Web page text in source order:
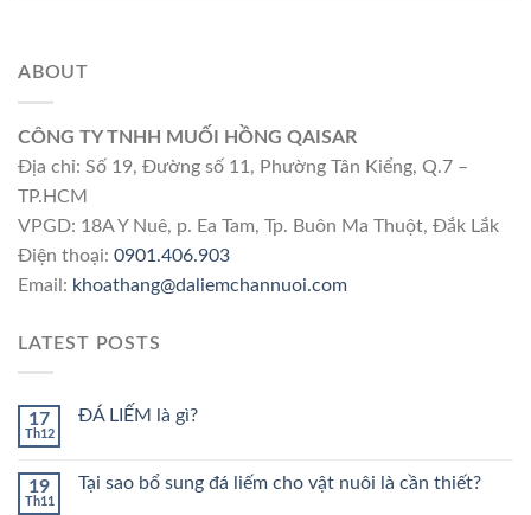
ABOUT
CÔNG TY TNHH MUỐI HỒNG QAISAR
Địa chỉ: Số 19, Đường số 11, Phường Tân Kiểng, Q.7 –
TP.HCM
VPGD: 18A Y Nuê, p. Ea Tam, Tp. Buôn Ma Thuột, Đắk Lắk
Điện thoại: 0901.406.903
Email: khoathang@daliemchannuoi.com
LATEST POSTS
17
Th12
ĐÁ LIẾM là gì?
19
Th11
Tại sao bổ sung đá liếm cho vật nuôi là cần thiết?